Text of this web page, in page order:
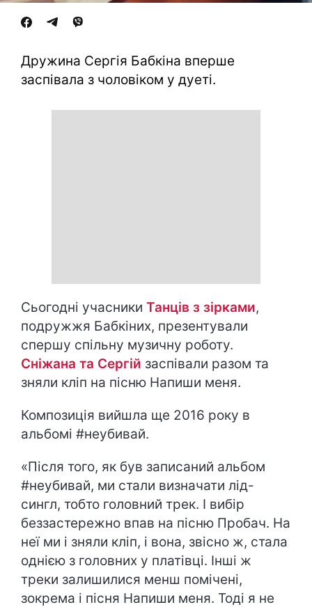
Дружина Сергія Бабкіна вперше
заспівала з чоловіком у дуеті.
Сьогодні учасники Танців з зірками,
подружжя Бабкіних, презентували
спершу спільну музичну роботу.
Сніжана та Сергій заспівали разом та
зняли кліп на пісню Напиши меня.
Композиція вийшла ще 2016 року в
альбомі #неубивай.
«Після того, як був записаний альбом
#неубивай, ми стали визначати лід-
сингл, тобто головний трек. І вибір
беззастережно впав на пісню Пробач. На
неї ми і зняли кліп, і вона, звісно ж, стала
однією з головних у платівці. Інші ж
треки залишилися менш помічені,
зокрема і пісня Напиши меня. Тоді я не